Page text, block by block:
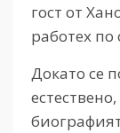
гост от
работех
Докато се